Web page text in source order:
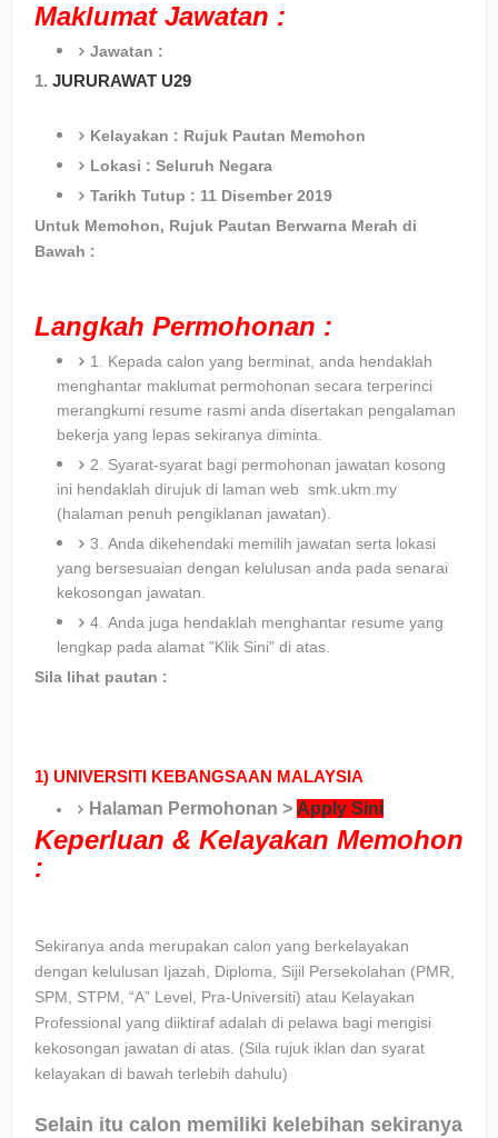
Maklumat Jawatan :
Jawatan :
1. JURURAWAT U29
Kelayakan : Rujuk Pautan Memohon
Lokasi : Seluruh Negara
Tarikh Tutup : 11 Disember 2019
Untuk Memohon, Rujuk Pautan Berwarna Merah di
Bawah :
Langkah Permohonan :
1. Kepada calon yang berminat, anda hendaklah
menghantar maklumat permohonan secara terperinci
merangkumi resume rasmi anda disertakan pengalaman
bekerja yang lepas sekiranya diminta.
2. Syarat-syarat bagi permohonan jawatan kosong
ini hendaklah dirujuk di laman web smk.ukm.my
(halaman penuh pengiklanan jawatan).
3. Anda dikehendaki memilih jawatan serta lokasi
yang bersesuaian dengan kelulusan anda pada senarai
kekosongan jawatan.
4. Anda juga hendaklah menghantar resume yang
lengkap pada alamat "Klik Sini" di atas.
Sila lihat pautan :
1) UNIVERSITI KEBANGSAAN MALAYSIA
Halaman Permohonan > Apply Sini
Keperluan & Kelayakan Memohon
:
Sekiranya anda merupakan calon yang berkelayakan
dengan kelulusan Ijazah, Diploma, Sijil Persekolahan (PMR,
SPM, STPM, “A” Level, Pra-Universiti) atau Kelayakan
Professional yang diiktiraf adalah di pelawa bagi mengisi
kekosongan jawatan di atas. (Sila rujuk iklan dan syarat
kelayakan di bawah terlebih dahulu)
Selain itu calon memiliki kelebihan sekiranya